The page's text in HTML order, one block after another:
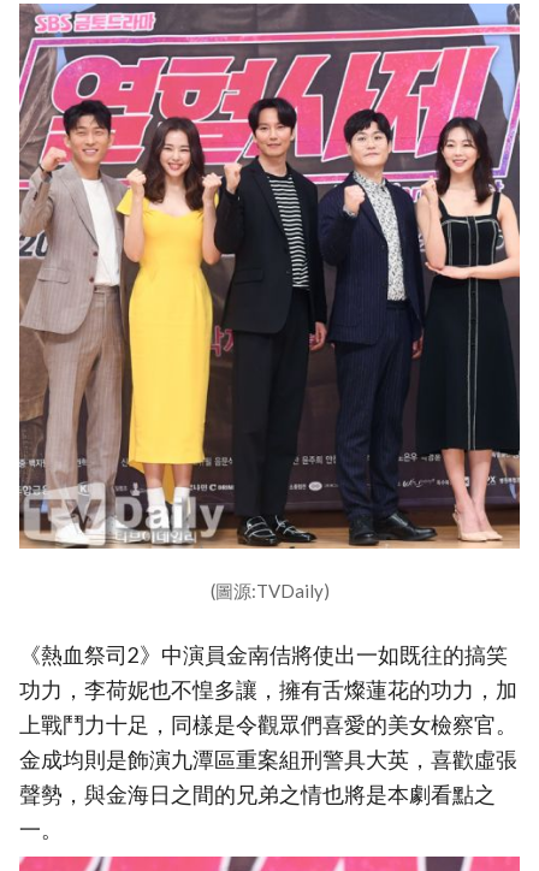
(圖源:TVDaily)
《熱血祭司2》中演員金南佶將使出一如既往的搞笑
功力，李荷妮也不惶多讓，擁有舌燦蓮花的功力，加
上戰鬥力十足，同樣是令觀眾們喜愛的美女檢察官。
金成均則是飾演九潭區重案組刑警具大英，喜歡虛張
聲勢，與金海日之間的兄弟之情也將是本劇看點之
一。